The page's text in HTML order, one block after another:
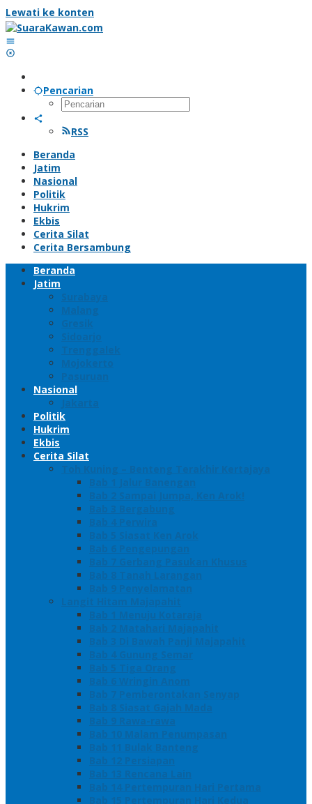
Lewati ke konten
Pencarian
RSS
Beranda
Jatim
Nasional
Politik
Hukrim
Ekbis
Cerita Silat
Cerita Bersambung
Beranda
Jatim
Surabaya
Malang
Gresik
Sidoarjo
Trenggalek
Mojokerto
Pasuruan
Nasional
Jakarta
Politik
Hukrim
Ekbis
Cerita Silat
Toh Kuning – Benteng Terakhir Kertajaya
Bab 1 Jalur Banengan
Bab 2 Sampai Jumpa, Ken Arok!
Bab 3 Bergabung
Bab 4 Perwira
Bab 5 Siasat Ken Arok
Bab 6 Pengepungan
Bab 7 Gerbang Pasukan Khusus
Bab 8 Tanah Larangan
Bab 9 Penyelamatan
Langit Hitam Majapahit
Bab 1 Menuju Kotaraja
Bab 2 Matahari Majapahit
Bab 3 Di Bawah Panji Majapahit
Bab 4 Gunung Semar
Bab 5 Tiga Orang
Bab 6 Wringin Anom
Bab 7 Pemberontakan Senyap
Bab 8 Siasat Gajah Mada
Bab 9 Rawa-rawa
Bab 10 Malam Penumpasan
Bab 11 Bulak Banteng
Bab 12 Persiapan
Bab 13 Rencana Lain
Bab 14 Pertempuran Hari Pertama
Bab 15 Pertempuran Hari Kedua